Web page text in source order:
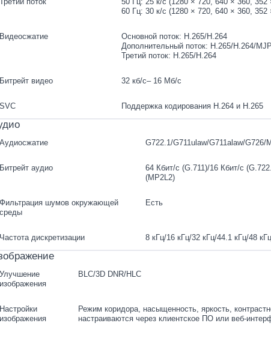
60 Гц: 30 к/с (1280 × 720, 640 × 360, 352
Основной поток: H.265/H.264
Дополнительный поток: H.265/H.264/
Третий поток: H.265/H.264
видео 32 кб/с– 16 Мб/с
Поддержка кодирования H.264 и H.265
G722.1/G711ulaw/G711alaw/G726/
аудио
64 Кбит/с (G.711)/16 Кбит/с
(MP2L2)
шумов окружающей
Есть
дискретизации 8 кГц/16 кГц/32 кГц/44.1 кГц/48 кГц
BLC/3D DNR/HLC
Режим коридора, насыщенность, яркость,
настраиваются через клиентское ПО или веб-